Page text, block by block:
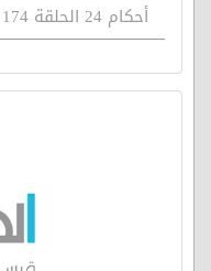
أحكام 24 الحلقة 174